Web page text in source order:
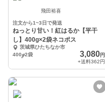
飛田裕喜
注文から1~3日で発送
ねっとり甘い！紅はるか【平干
し】400g×2袋ネコポス
茨城県ひたちなか市
400ℊ2袋
3,080円
+送料362円